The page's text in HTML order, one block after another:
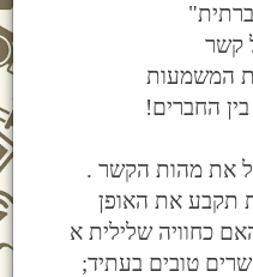
קשר
המשמעות
החברים!
את מהות הקשר .
תקבע את האופן
כחוויה שלילית א
טובים בעתיד;